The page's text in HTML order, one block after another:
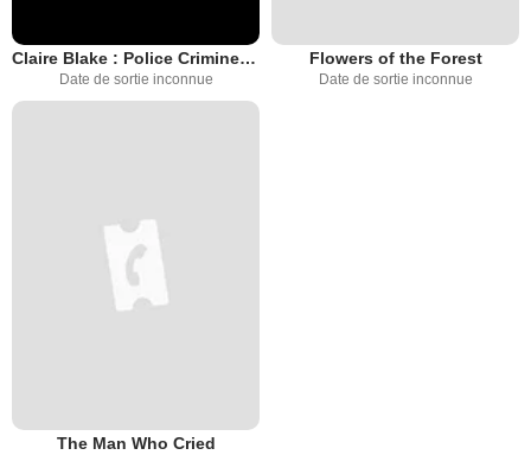
Claire Blake : Police Criminelle de Londres
Date de sortie inconnue
Flowers of the Forest
Date de sortie inconnue
The Man Who Cried